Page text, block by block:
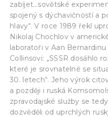
zabíjet…sovětské
spojený s dýchavičností a
hlavy“. V roce 1989 řekl
Nikolaj Chochlov v
laboratoři v Aan
Collinsovi: „SSSR dosáhlo
které je srovnatelné se
30. letech“. Jeho výrok
a později i ruská
zpravodajské služby se
dozvěděli od uprchlých